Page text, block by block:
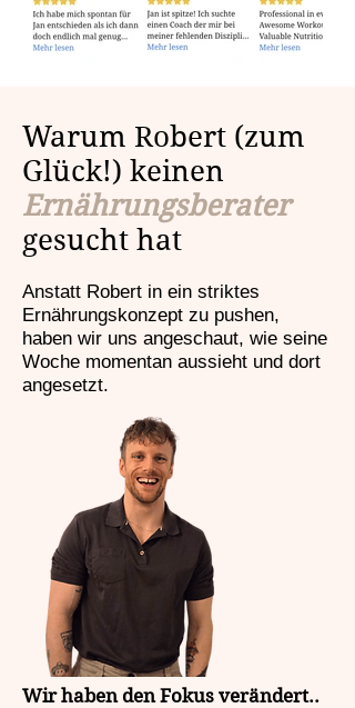
Warum Robert (zum
Glück!) keinen
Ernährungsberater
gesucht hat
Anstatt Robert in ein striktes
Ernährungskonzept zu pushen,
haben wir uns angeschaut, wie seine
Woche momentan aussieht und dort
angesetzt.
Wir haben den Fokus verändert..